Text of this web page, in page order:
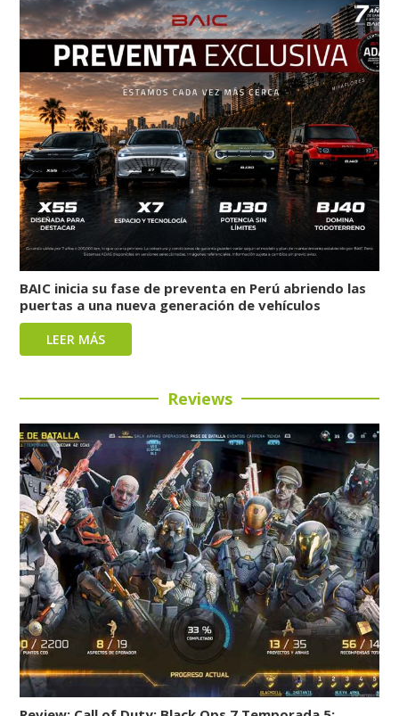
BAIC inicia su fase de preventa en Perú abriendo las
puertas a una nueva generación de vehículos
LEER MÁS
Reviews